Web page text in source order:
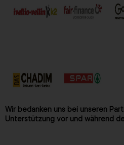
Wir bedanken uns bei unseren
Unterstützung vor und während